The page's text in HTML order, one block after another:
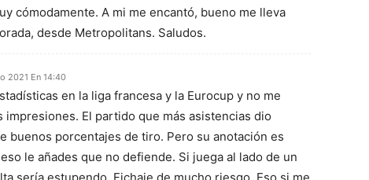
cómodamente. A mi me encantó, bueno me lleva
desde Metropolitans. Saludos.
2021 En 14:40
en la liga francesa y la Eurocup y no me
impresiones. El partido que más asistencias dio
buenos porcentajes de tiro. Pero su anotación es
le añades que no defiende. Si juega al lado de un